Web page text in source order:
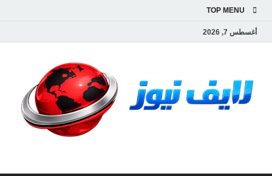
TOP MENU
أغسطس 7, 2026
لايف نيوز